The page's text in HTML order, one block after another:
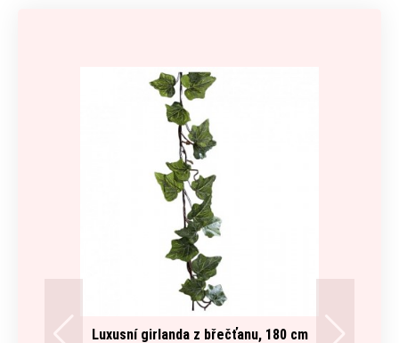
Luxusní girlanda z břečťanu, 180 cm